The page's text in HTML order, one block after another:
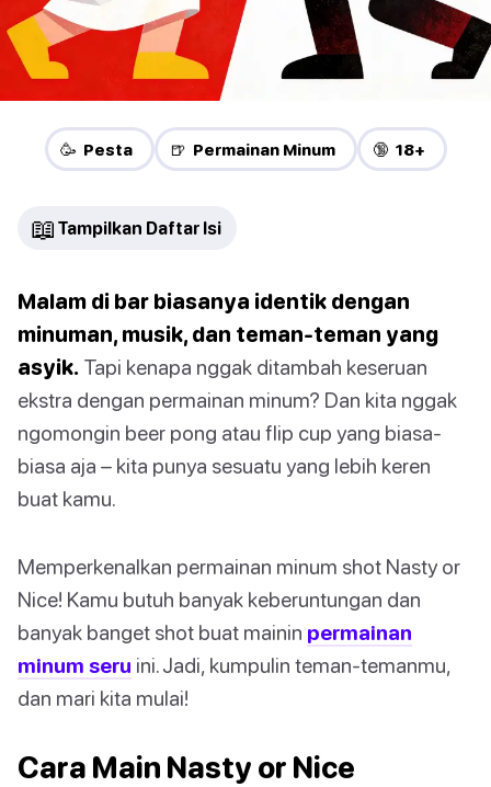
🥳 Pesta 🍺 Permainan Minum 🔞 18+
📖 Tampilkan Daftar Isi
Malam di bar biasanya identik dengan
minuman, musik, dan teman-teman yang
asyik. Tapi kenapa nggak ditambah keseruan
ekstra dengan permainan minum? Dan kita nggak
ngomongin beer pong atau flip cup yang biasa-
biasa aja – kita punya sesuatu yang lebih keren
buat kamu.
Memperkenalkan permainan minum shot Nasty or
Nice! Kamu butuh banyak keberuntungan dan
banyak banget shot buat mainin permainan
minum seru ini. Jadi, kumpulin teman-temanmu,
dan mari kita mulai!
Cara Main Nasty or Nice